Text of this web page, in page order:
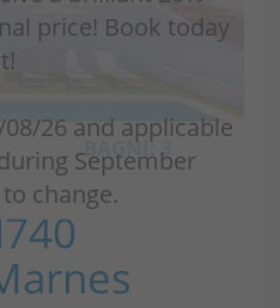
price! Book today
26 and applicable
September
change.
BAGNI: 3